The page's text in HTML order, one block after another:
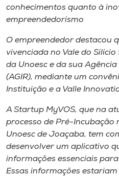
conhecimentos quanto à
empreendedorismo
O empreendedor destacou
vivenciada no Vale do
da Unoesc e da sua
(AGIR), mediante um
Instituição e a Valle
A Startup MyVOS, que na
processo de Pré-Incubação
Unoesc de Joaçaba, tem
desenvolver um aplicativo
informações essenciais
Essas informações